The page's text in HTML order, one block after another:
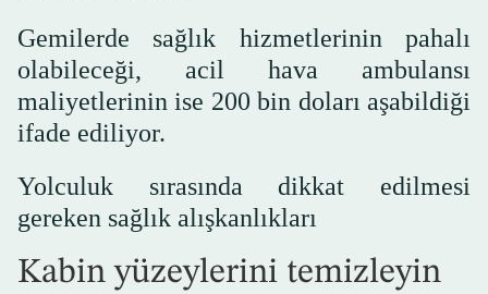
Gemilerde sağlık hizmetlerinin pahalı
olabileceği, acil hava ambulansı
maliyetlerinin ise 200 bin doları aşabildiği
ifade ediliyor.
Yolculuk sırasında dikkat edilmesi
gereken sağlık alışkanlıkları
Kabin yüzeylerini temizleyin